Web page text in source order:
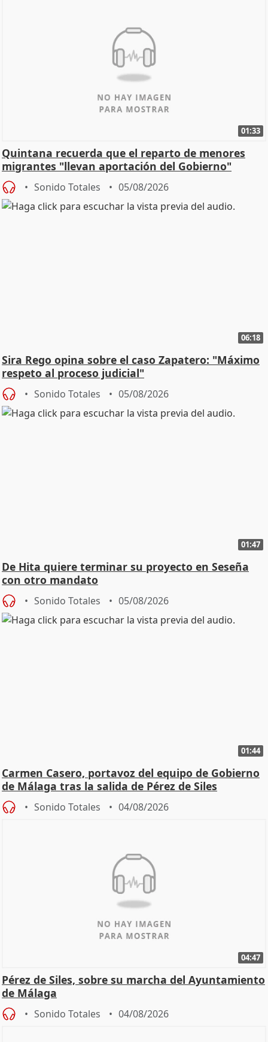
01:33
Quintana recuerda que el reparto de menores
migrantes "llevan aportación del Gobierno"
central
Sonido Totales 05/08/2026
06:18
Sira Rego opina sobre el caso Zapatero: "Máximo
respeto al proceso judicial"
Sonido Totales 05/08/2026
01:47
De Hita quiere terminar su proyecto en Seseña
con otro mandato
Sonido Totales 05/08/2026
01:44
Carmen Casero, portavoz del equipo de Gobierno
de Málaga tras la salida de Pérez de Siles
Sonido Totales 04/08/2026
04:47
Pérez de Siles, sobre su marcha del Ayuntamiento
de Málaga
Sonido Totales 04/08/2026